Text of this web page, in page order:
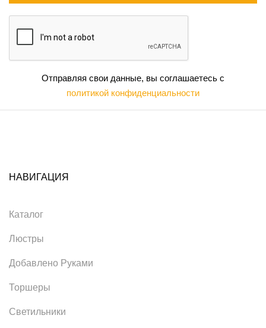
Отправляя свои данные, вы соглашаетесь с
политикой конфиденциальности
НАВИГАЦИЯ
Каталог
Люстры
Добавлено Руками
Торшеры
Светильники